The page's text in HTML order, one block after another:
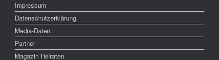
Impressum
Datenschutzerklärung
Media-Daten
Partner
Magazin Heiraten